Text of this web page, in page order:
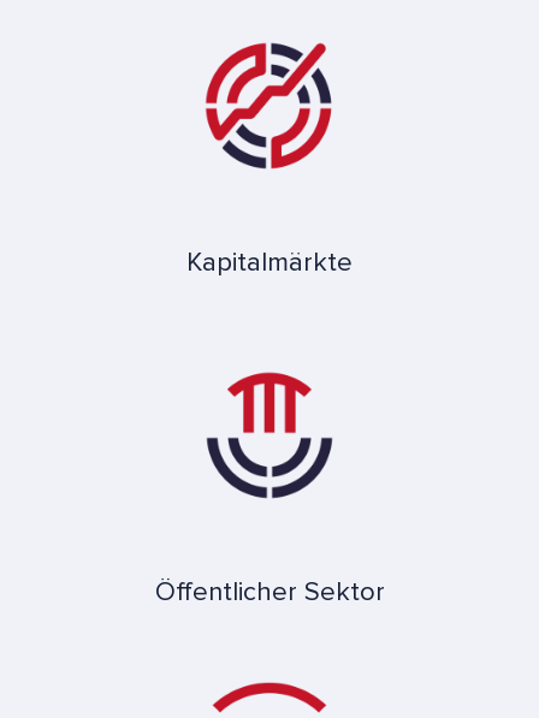
Kapitalmärkte
Öffentlicher Sektor